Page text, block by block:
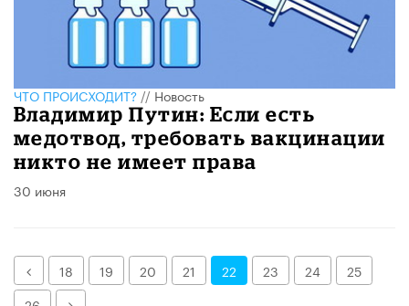
ЧТО ПРОИСХОДИТ?//Новость
Владимир Путин: Если есть
медотвод, требовать вакцинации
никто не имеет права
30 июня
Назад18 19 20 21 22 23 24
25